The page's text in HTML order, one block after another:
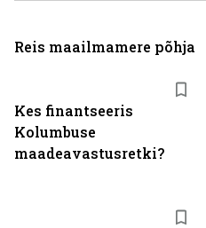
Kes finantseeris
Kolumbuse
maadeavastusretki?
Reis maailmamere põhja